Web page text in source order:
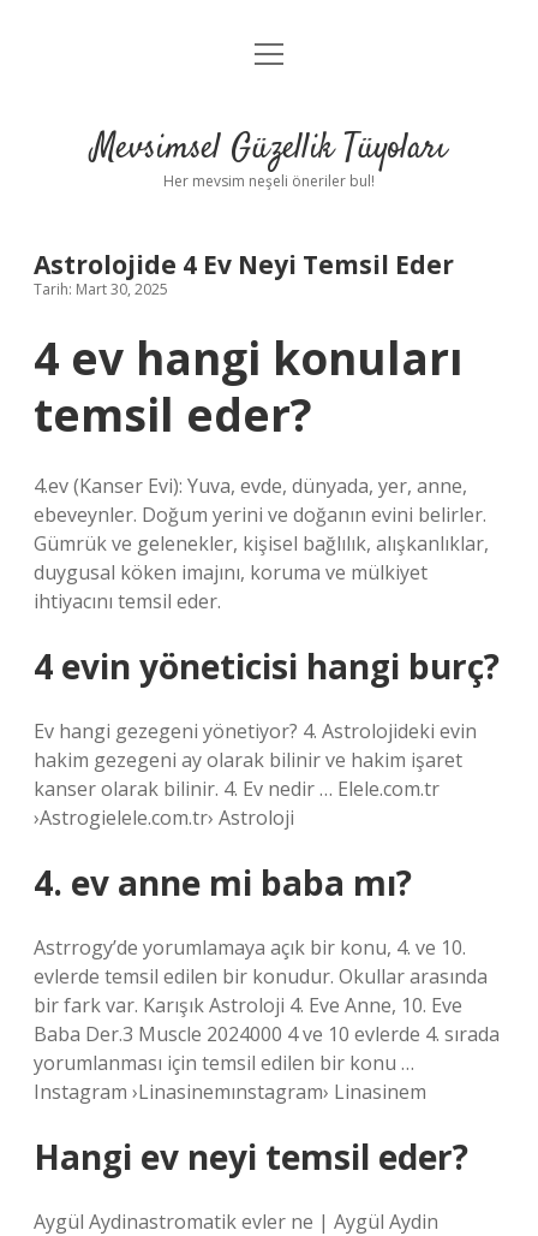
Anasayfa
Yasal Uyarı
menüyü
Mevsimsel Güzellik Tüyoları
Her mevsim neşeli öneriler bul!
Astrolojide 4 Ev Neyi Temsil Eder
Tarih: Mart 30, 2025
4 ev hangi konuları
temsil eder?
4.ev (Kanser Evi): Yuva, evde, dünyada, yer, anne,
ebeveynler. Doğum yerini ve doğanın evini belirler.
Gümrük ve gelenekler, kişisel bağlılık, alışkanlıklar,
duygusal köken imajını, koruma ve mülkiyet
ihtiyacını temsil eder.
4 evin yöneticisi hangi burç?
Ev hangi gezegeni yönetiyor? 4. Astrolojideki evin
hakim gezegeni ay olarak bilinir ve hakim işaret
kanser olarak bilinir. 4. Ev nedir … Elele.com.tr
›Astrogielele.com.tr› Astroloji
4. ev anne mi baba mı?
Astrrogy’de yorumlamaya açık bir konu, 4. ve 10.
evlerde temsil edilen bir konudur. Okullar arasında
bir fark var. Karışık Astroloji 4. Eve Anne, 10. Eve
Baba Der.3 Muscle 2024000 4 ve 10 evlerde 4. sırada
yorumlanması için temsil edilen bir konu …
Instagram ›Linasinemınstagram› Linasinem
Hangi ev neyi temsil eder?
Aygül Aydinastromatik evler ne | Aygül Aydin